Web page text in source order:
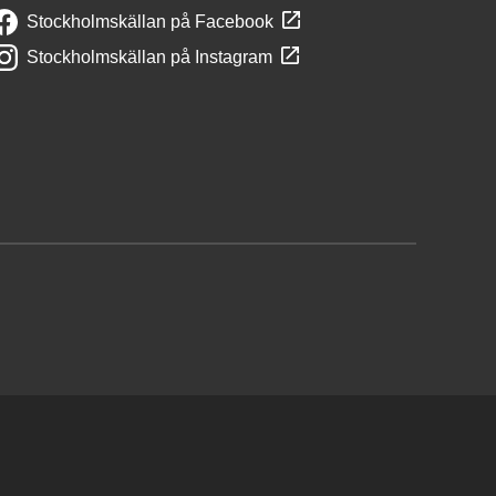
Stockholmskällan på Facebook
Stockholmskällan på Instagram